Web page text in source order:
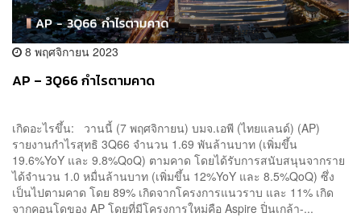
8 พฤศจิกายน 2023
AP – 3Q66 กำไรตามคาด
เกิดอะไรขึ้น: วานนี้ (7 พฤศจิกายน) บมจ.เอพี (ไทยแลนด์) (AP)
รายงานกำไรสุทธิ 3Q66 จำนวน 1.69 พันล้านบาท (เพิ่มขึ้น
19.6%YoY และ 9.8%QoQ) ตามคาด โดยได้รับการสนับสนุนจากราย
ได้จำนวน 1.0 หมื่นล้านบาท (เพิ่มขึ้น 12%YoY และ 8.5%QoQ) ซึ่ง
เป็นไปตามคาด โดย 89% เกิดจากโครงการแนวราบ และ 11% เกิด
จากคอนโดของ AP โดยที่มีโครงการใหม่คือ Aspire ปิ่นเกล้า-...